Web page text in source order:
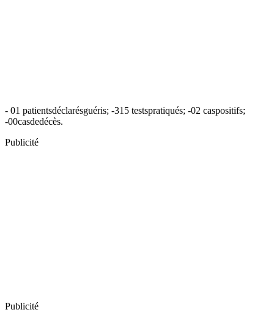
- 01 patientsdéclarésguéris; -315 testspratiqués; -02 caspositifs;
-00casdedécès.
Publicité
Publicité